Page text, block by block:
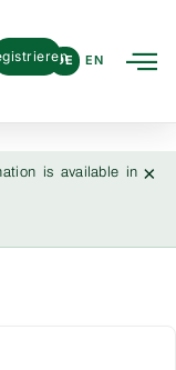
DE EN
is available in ×